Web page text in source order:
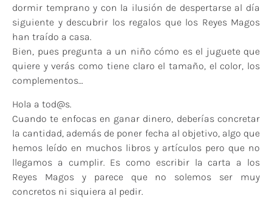
dormir temprano y con la ilusión de despertarse al día
siguiente y descubrir los regalos que los Reyes Magos
han traído a casa.
Bien, pues pregunta a un niño cómo es el juguete que
quiere y verás como tiene claro el tamaño, el color, los
complementos…
Hola a tod@s.
Cuando te enfocas en ganar dinero, deberías concretar
la cantidad, además de poner fecha al objetivo, algo que
hemos leído en muchos libros y artículos pero que no
llegamos a cumplir. Es como escribir la carta a los
Reyes Magos y parece que no solemos ser muy
concretos ni siquiera al pedir.